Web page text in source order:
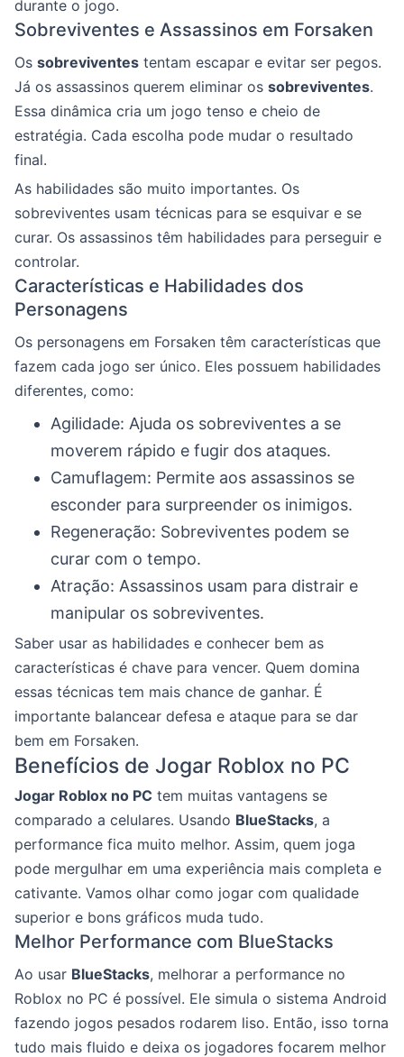
durante o jogo.
Sobreviventes e Assassinos em Forsaken
Os sobreviventes tentam escapar e evitar ser pegos.
Já os assassinos querem eliminar os sobreviventes.
Essa dinâmica cria um jogo tenso e cheio de
estratégia. Cada escolha pode mudar o resultado
final.
As habilidades são muito importantes. Os
sobreviventes usam técnicas para se esquivar e se
curar. Os assassinos têm habilidades para perseguir e
controlar.
Características e Habilidades dos
Personagens
Os personagens em Forsaken têm características que
fazem cada jogo ser único. Eles possuem habilidades
diferentes, como:
Agilidade: Ajuda os sobreviventes a se
moverem rápido e fugir dos ataques.
Camuflagem: Permite aos assassinos se
esconder para surpreender os inimigos.
Regeneração: Sobreviventes podem se
curar com o tempo.
Atração: Assassinos usam para distrair e
manipular os sobreviventes.
Saber usar as habilidades e conhecer bem as
características é chave para vencer. Quem domina
essas técnicas tem mais chance de ganhar. É
importante balancear defesa e ataque para se dar
bem em Forsaken.
Benefícios de Jogar Roblox no PC
Jogar Roblox no PC tem muitas vantagens se
comparado a celulares. Usando BlueStacks, a
performance fica muito melhor. Assim, quem joga
pode mergulhar em uma experiência mais completa e
cativante. Vamos olhar como jogar com qualidade
superior e bons gráficos muda tudo.
Melhor Performance com BlueStacks
Ao usar BlueStacks, melhorar a performance no
Roblox no PC é possível. Ele simula o sistema Android
fazendo jogos pesados rodarem liso. Então, isso torna
tudo mais fluido e deixa os jogadores focarem melhor